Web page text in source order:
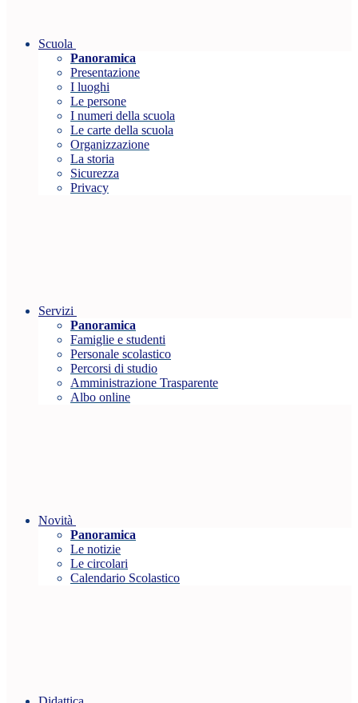
Scuola
Panoramica
Presentazione
I luoghi
Le persone
I numeri della scuola
Le carte della scuola
Organizzazione
La storia
Sicurezza
Privacy
Servizi
Panoramica
Famiglie e studenti
Personale scolastico
Percorsi di studio
Amministrazione Trasparente
Albo online
Novità
Panoramica
Le notizie
Le circolari
Calendario Scolastico